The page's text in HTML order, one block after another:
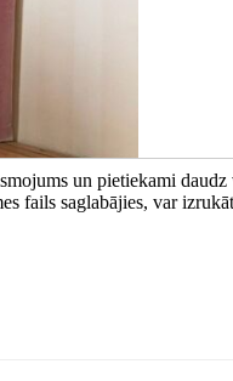
un pietiekami daudz
fails saglabājies, var